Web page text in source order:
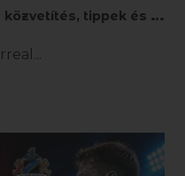
G
alatasaray–Villarreal közvetítés, tippek és fogadás